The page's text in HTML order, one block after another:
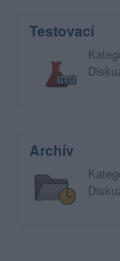
Testovací
Archív